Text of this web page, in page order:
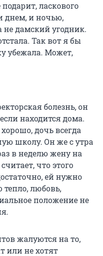
ласкового
днем, и ночью,
не дамский угодник.
Так вот я бы
убежала. Может,
болезнь, он
находится дома.
дочь всегда
школу. Он же с утра
в неделю жену на
что этого
ей нужно
тепло, любовь,
положение не
жалуются на то,
или не хотят